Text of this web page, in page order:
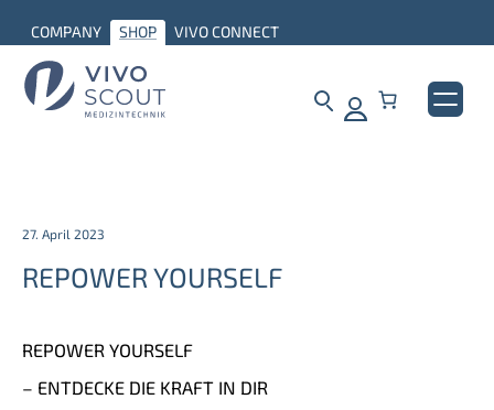
COMPANY SHOP VIVO CONNECT
27. April 2023
REPOWER YOURSELF
REPOWER YOURSELF
– ENTDECKE DIE KRAFT IN DIR